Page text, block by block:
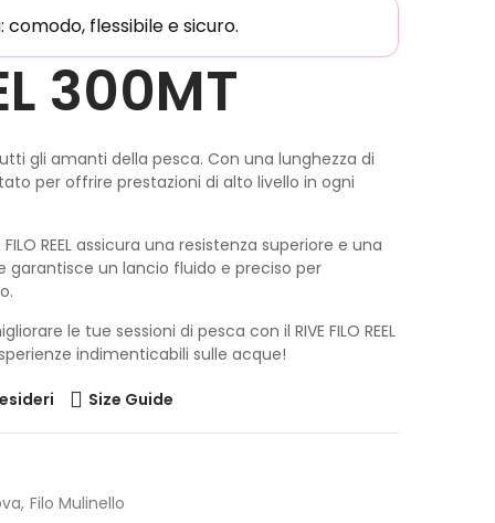
flessibile e sicuro.
300MT
gli amanti della pesca. Con una lunghezza di
per offrire prestazioni di alto livello in ogni
REEL assicura una resistenza superiore e una
garantisce un lancio fluido e preciso per
le tue sessioni di pesca con il RIVE FILO REEL
indimenticabili sulle acque!
Size Guide
Filo Mulinello